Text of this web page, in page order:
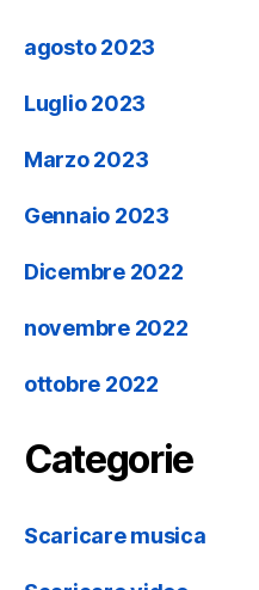
agosto 2023
Luglio 2023
Marzo 2023
Gennaio 2023
Dicembre 2022
novembre 2022
ottobre 2022
Categorie
Scaricare musica